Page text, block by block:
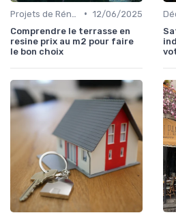
• 12/06/2025
Comprendre le terrasse en
resine prix au m2 pour faire
le bon choix